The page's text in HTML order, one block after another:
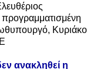
προγραμματισμένη
Κυριάκο
ανακληθεί η